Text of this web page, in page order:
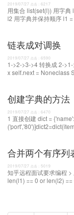
2019/07/27 点击： 6217
用集合 list(set(l)) 用字典
l2 用字典并保持顺序 l1
链表成对调换
2019/07/27 点击： 6590
1->2->3->4 转换成 2-
x self.next = Noneclass
创建字典的方法
2019/07/27 点击： 6470
1 直接创建 dict =
合并两个有序列
2019/07/27 点击： 5019
知乎远程面试要求编程
len(l1) == 0 or len(l2)